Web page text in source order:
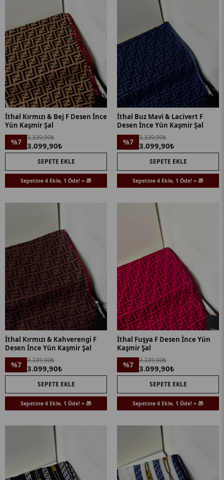
İthal Kırmızı & Bej F Desen İnce
Yün Kaşmir Şal
%7 3.339,90₺
3.099,90₺
SEPETE EKLE
Sepetine 4 Ekle, 1 Öde! + 🎁
İthal Buz Mavi & Lacivert F
Desen İnce Yün Kaşmir Şal
%7 3.339,90₺
3.099,90₺
SEPETE EKLE
Sepetine 4 Ekle, 1 Öde! + 🎁
İthal Kırmızı & Kahverengi F
Desen İnce Yün Kaşmir Şal
%7 3.339,90₺
3.099,90₺
SEPETE EKLE
Sepetine 4 Ekle, 1 Öde! + 🎁
İthal Fuşya F Desen İnce Yün
Kaşmir Şal
%7 3.339,90₺
3.099,90₺
SEPETE EKLE
Sepetine 4 Ekle, 1 Öde! + 🎁